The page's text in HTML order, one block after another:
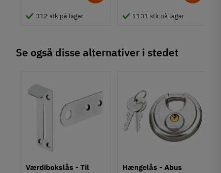
312 stk på lager 1131 stk på lager
Se også disse alternativer i stedet
Værdibokslås - Til
Hængelås - Abus